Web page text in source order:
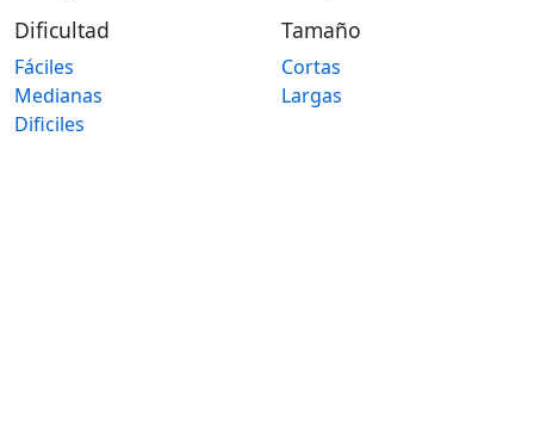
Dificultad
Fáciles
Medianas
Dificiles
Tamaño
Cortas
Largas